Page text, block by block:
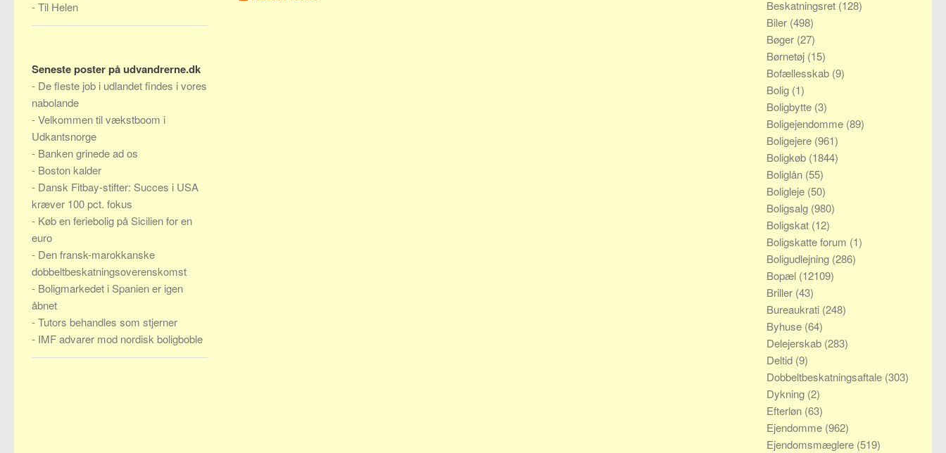
-Til Helen
Seneste poster på udvandrerne.dk
- De fleste job i udlandet findes i vores
nabolande
-Velkommen til vækstboom i
Udkantsnorge
- Banken grinede ad os
- Boston kalder
- Dansk Fitbay-stifter: Succes i USA
kræver 100 pct. fokus
- Køb en feriebolig på Sicilien for en
euro
- Den fransk-marokkanske
dobbeltbeskatningsoverenskomst
- Boligmarkedet i Spanien er igen
åbnet
-Tutors behandles som stjerner
- IMF advarer mod nordisk boligboble
Beskatningsret (128)
Biler (498)
Bøger (27)
Børnetøj (15)
Bofællesskab (9)
Bolig (1)
Boligbytte (3)
Boligejendomme (89)
Boligejere (961)
Boligkøb (1844)
Boliglån (55)
Boligleje (50)
Boligsalg (980)
Boligskat (12)
Boligskatte forum (1)
Boligudlejning (286)
Bopæl (12109)
Briller (43)
Bureaukrati (248)
Byhuse (64)
Delejerskab (283)
Deltid (9)
Dobbeltbeskatningsaftale (303)
Dykning (2)
Efterløn (63)
Ejendomme (962)
Ejendomsmæglere (519)